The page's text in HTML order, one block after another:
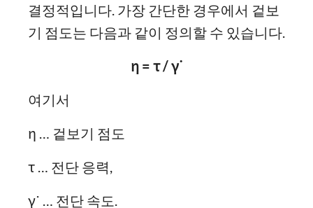
결정적입니다. 가장 간단한 경우에서 겉보
기 점도는 다음과 같이 정의할 수 있습니다.
η = τ / γ˙
여기서
η … 겉보기 점도
τ … 전단 응력,
γ˙ … 전단 속도.